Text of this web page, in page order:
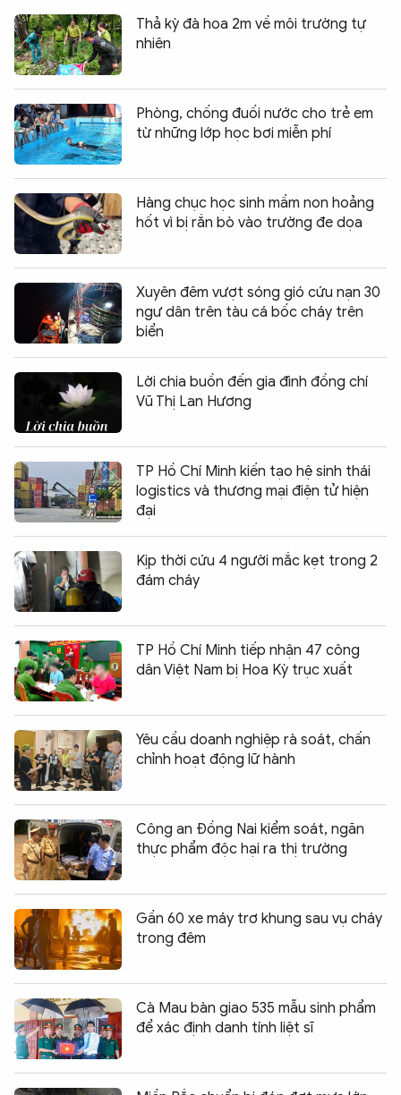
Thả kỳ đà hoa 2m về môi trường tự
nhiên
Phòng, chống đuối nước cho trẻ em
từ những lớp học bơi miễn phí
Hàng chục học sinh mầm non hoảng
hốt vì bị rắn bò vào trường đe dọa
Xuyên đêm vượt sóng gió cứu nạn 30
ngư dân trên tàu cá bốc cháy trên
biển
Lời chia buồn đến gia đình đồng chí
Vũ Thị Lan Hương
TP Hồ Chí Minh kiến tạo hệ sinh thái
logistics và thương mại điện tử hiện
đại
Kịp thời cứu 4 người mắc kẹt trong 2
đám cháy
TP Hồ Chí Minh tiếp nhận 47 công
dân Việt Nam bị Hoa Kỳ trục xuất
Yêu cầu doanh nghiệp rà soát, chấn
chỉnh hoạt động lữ hành
Công an Đồng Nai kiểm soát, ngăn
thực phẩm độc hại ra thị trường
Gần 60 xe máy trơ khung sau vụ cháy
trong đêm
Cà Mau bàn giao 535 mẫu sinh phẩm
để xác định danh tính liệt sĩ